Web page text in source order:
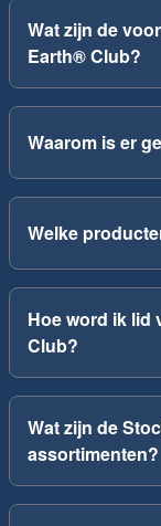
Wat zijn de
Earth® Club?
Waarom is er
Welke
Hoe word ik lid
Club?
Wat zijn de
assortimenten?